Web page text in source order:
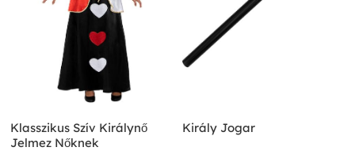
Klasszikus Szív Királynő
Jelmez Nőknek
Király Jogar